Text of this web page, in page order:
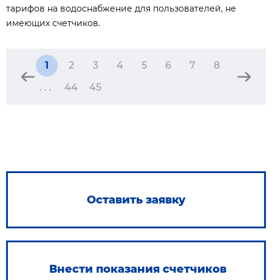
тарифов на водоснабжение для пользователей, не
имеющих счетчиков.
1 2 3 4 5 6 7
8
. . .
44 45
Оставить заявку
Внести показания счетчиков